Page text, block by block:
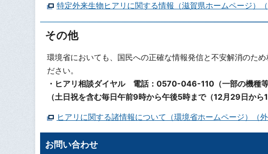
特定外来生物ヒアリに関する情報（滋賀県ホームページ）（
その他
環境省においても、国民への正確な情報発信と不安解消のた
ださい。
・ヒアリ相談ダイヤル 電話：0570-046-110（一部の機種
（土日祝を含む毎日午前9時から午後5時まで（12月29日から
ヒアリに関する諸情報について（環境省ホームページ）（外
お問い合わせ